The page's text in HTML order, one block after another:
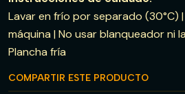
Lavar en frío por separado (30°C)
máquina | No usar blanqueador ni
Plancha fría
COMPARTIR ESTE PRODUCTO